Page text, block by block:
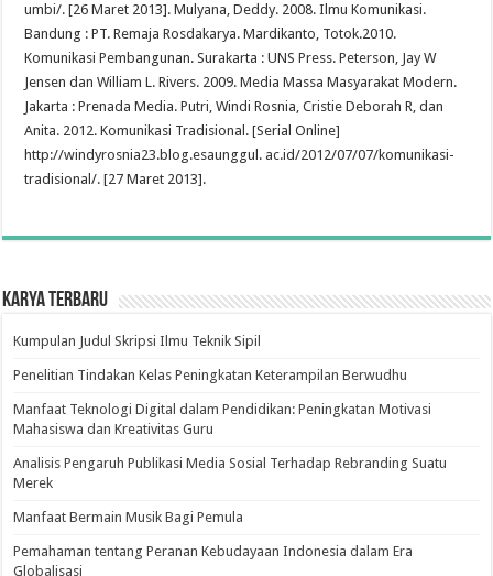
umbi/. [26 Maret 2013]. Mulyana, Deddy. 2008. Ilmu Komunikasi.
Bandung : PT. Remaja Rosdakarya. Mardikanto, Totok.2010.
Komunikasi Pembangunan. Surakarta : UNS Press. Peterson, Jay W
Jensen dan William L. Rivers. 2009. Media Massa Masyarakat Modern.
Jakarta : Prenada Media. Putri, Windi Rosnia, Cristie Deborah R, dan
Anita. 2012. Komunikasi Tradisional. [Serial Online]
http://windyrosnia23.blog.esaunggul. ac.id/2012/07/07/komunikasi-
tradisional/. [27 Maret 2013].
Karya Terbaru
Kumpulan Judul Skripsi Ilmu Teknik Sipil
Penelitian Tindakan Kelas Peningkatan Keterampilan Berwudhu
Manfaat Teknologi Digital dalam Pendidikan: Peningkatan Motivasi
Mahasiswa dan Kreativitas Guru
Analisis Pengaruh Publikasi Media Sosial Terhadap Rebranding Suatu
Merek
Manfaat Bermain Musik Bagi Pemula
Pemahaman tentang Peranan Kebudayaan Indonesia dalam Era
Globalisasi